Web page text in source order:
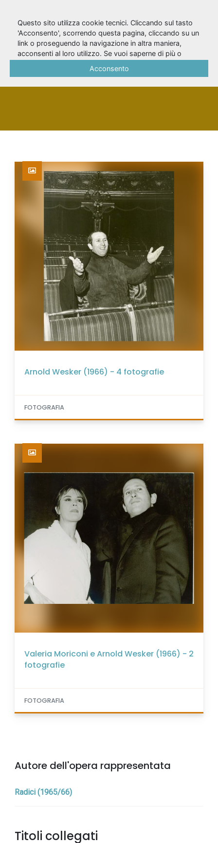
Wesker, Arnold
PERSONA
Arnold Wesker (1966) - 4 fotografie
FOTOGRAFIA
Valeria Moriconi e Arnold Wesker (1966) - 2
fotografie
FOTOGRAFIA
Autore dell'opera rappresentata
Radici (1965/66)
Titoli collegati
Questo sito utilizza cookie tecnici. Cliccando sul tasto
'Acconsento', scorrendo questa pagina, cliccando su un
link o proseguendo la navigazione in altra maniera,
acconsenti al loro utilizzo. Se vuoi saperne di più o
Acconsento